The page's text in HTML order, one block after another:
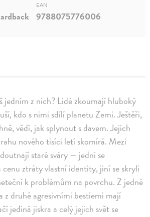
jedním z nich? Lidé zkoumají hluboký
kdo s nimi sdílí planetu Zemi. Ještěři,
vědí, jak splynout s davem. Jejich
nového tisíci letí skomírá. Mezi
staré sváry — jedni se
ztráty vlastní identity, jiní se skryli
k problémům na povrchu. Z jedné
z druhé agresivními bestiemi mají
jediná jiskra a celý jejich svět se
EAN
9788075776006